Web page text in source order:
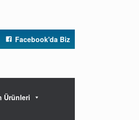
Facebook'da Biz
Ürünleri